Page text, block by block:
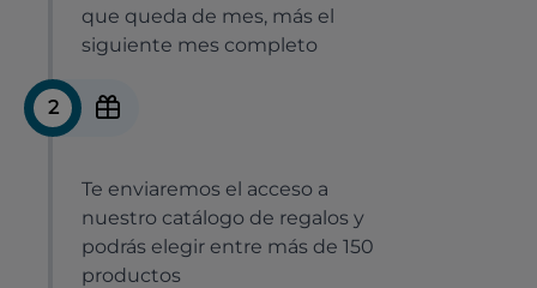
que queda de mes, más el
siguiente mes completo
2
Te enviaremos el acceso a
nuestro catálogo de regalos y
podrás elegir entre más de 150
productos